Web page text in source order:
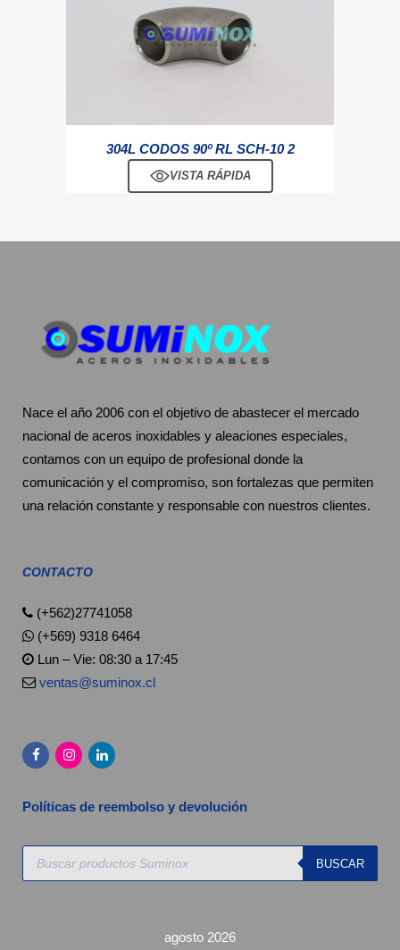
304L CODOS 90º RL SCH-10 2
VISTA RÁPIDA
Nace el año 2006 con el objetivo de abastecer el mercado
nacional de aceros inoxidables y aleaciones especiales,
contamos con un equipo de profesional donde la
comunicación y el compromiso, son fortalezas que permiten
una relación constante y responsable con nuestros clientes.
CONTACTO
(+562)27741058
(+569) 9318 6464
Lun – Vie: 08:30 a 17:45
ventas@suminox.cl
Políticas de reembolso y devolución
Búsqueda
productos
BUSCAR
agosto 2026